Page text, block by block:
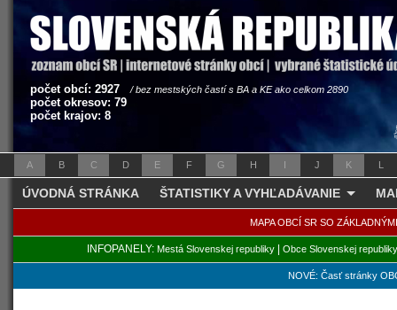
počet obcí: 2927 / bez mestských častí s BA a KE ako celkom 2890
počet okresov: 79
počet krajov: 8
A B C D E F G H I J K L
ÚVODNÁ STRÁNKA ŠTATISTIKY A VYHĽADÁVANIE
MAPA OBCÍ SR SO
INFOPANELY: Mestá Slovenskej republiky| Obce Slovenskej republiky
NOVÉ: Časť stránky